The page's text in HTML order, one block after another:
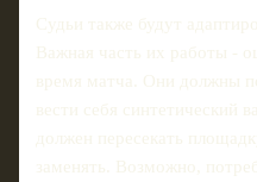
Судьи также будут
Важная часть их работы -
время матча. Они должны
вести себя синтетический
должен пересекать
заменять. Возможно,